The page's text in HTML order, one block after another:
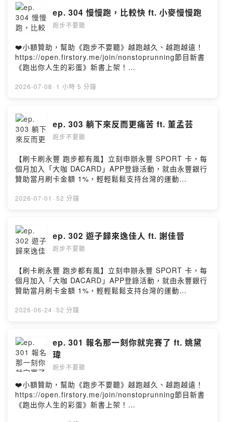
跑友的一句刺激下，開始認真練跑並且挑戰大阪馬破四的
目標，雯雯到底在一年期間做了哪些是，讓他從 530 一路
進步到 400？甚至獲得 BQ，去年到波士頓完成跑者的夢
遁入另一種境界，這多年來的心境轉換，很適合在不同階
段的跑者思考。雯雯最近也愛上單車，腦內啡日記看到越
來越多單車出現，未來有沒有機會挑戰鐵人三項呢？另
悉呢？說不定你以前在收聽電台廣播時就聽過他的聲音
Facebook 粉絲團 & Instagram：🔎 跑步不要聽- 請我們
喝一杯咖啡吧！
https://open.firstory.me/join/nonstoprunning- 聽眾信
nonstop.running.podcast@gmail.comPowered by
Firstory Hosting
ep. 304 慢慢跑，比較快 ft. 小麥慢慢跑
跑步不要聽
❤️小額贊助，幫助《跑步不要聽》越跑越久、越跑越遠！
https://open.firstory.me/join/nonstoprunning節目新書
《跑出你人生的彩蛋》新書上架！
我們邀請到 YouTube 頻道「小麥慢慢跑」的王錦佳。他的
小的雪梨馬拉松跑出來。從一開始為了減重，從 85 公斤一
路瘦到 60 公斤上下，到後來用科學化訓練挑戰馬拉松極
限，小麥的跑步故事幾乎就是一場高速成長實驗。節目中
個多月後在台北馬跑進 2 小時 52 分；也聊到月跑量 500
公里以上、長間歇、長距離後段加速、疲勞累積訓練，以
及為什麼他認為破三或追求更快成績時，不能只靠 Zone 2
MTSS 內側脛骨壓力症候群，以及如何靠醫療檢查、替代
享跑得快的方法，也誠實記錄受傷、低潮與解決問題的過
程。對他來說，慢慢跑不是速度，而是希望能跑得更久、
更遠。- 官方 Facebook 粉絲團 & Instagram：🔎 跑步不
https://open.firstory.me/join/nonstoprunning- 聽眾信
箱，歡迎來信
nonstop.running.podcast@gmail.comPowered by
2026-07-08 · 1 小時 5 分鐘
ep. 303 躺下來反而更痛苦 ft. 董孟芸
跑步不要聽
【刷卡刷永豐 跑步都有風】立刻申辦永豐 SPORT 卡，每
個月加入「大咖 DACARD」APP登錄活動，就由永豐銀行
贊助當月刷卡金額 1%，輕輕鬆鬆支持台灣的運動
https://mma.tw/O06FS❤️ 活動詳情：
（謹慎理財 信用至上）--這集我們邀請到越野跑者董孟芸
Kelly。從 2014 年開始爬百岳，到後來正式接觸越野跑，
Kelly 原本只是喜歡走進山裡，卻慢慢在山徑之間跑出自己
常被期待在比賽中跑出好成績；但對她來說，越野跑不只
是名次或完賽時間，更像是一種用雙腳認識世界、重新感
受山林的方式。今年 Kelly 完成澳洲 UTA 100K，拿下女
跑出 3 小時 24 分的個人最佳。從公路馬拉松到百公里越
般馬拉松很不一樣的地方：補給、裝備、爬升、下坡、配
速，甚至是比賽中面對天氣與身體狀況的判斷。節目中
Kelly 也介紹了 UTMB 系列賽事、跑石制度、EPH 配速概
念，以及台灣跑者在山林地形上的優勢。對剛入門的跑
者，她分享了如何開始接觸越野跑、該怎麼選擇路線與賽
事，也提醒大家不要只被距離嚇到，而是要理解越野跑真
正困難的地方。最後，她也談到今年 8 月挑戰 UTMB 的準
備，以及希望未來不論成績如何，都能持續自在地走進山
裡、跑在山徑上的心情。- 官方 Facebook 粉絲團 &
2026-07-01 · 52 分鐘
ep. 302 遊子歸來逸佳人 ft. 謝佳晉
跑步不要聽
【刷卡刷永豐 跑步都有風】立刻申辦永豐 SPORT 卡，每
個月加入「大咖 DACARD」APP登錄活動，就由永豐銀行
贊助當月刷卡金額 1%，輕輕鬆鬆支持台灣的運動
https://mma.tw/O06FS❤️ 活動詳情：
（謹慎理財 信用至上）--❤️小額贊助，幫助《跑步不要
聽》越跑越久、越跑越遠！
https://open.firstory.me/join/nonstoprunning節目新書
《跑出你人生的彩蛋》新書上架！
https://www.books.com.tw/products/0011025031這集
我們邀請到節目的老朋友，Jimmy 謝佳晉。五年前他第一
次來到《跑步不要聽》，那時大家記得的是他家裡的珍奇
異獸，以及穩定又突出的跑步成績。五年後再訪，工作、
2026-06-24 · 52 分鐘
ep. 301 報名那一刻你就完賽了 ft. 姚黛
瑋
跑步不要聽
❤️小額贊助，幫助《跑步不要聽》越跑越久、越跑越遠！
https://open.firstory.me/join/nonstoprunning節目新書
《跑出你人生的彩蛋》新書上架！